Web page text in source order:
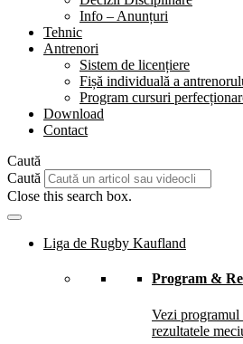
Info – Anunțuri
Tehnic
Antrenori
Sistem de licențiere
Fișă individuală a
Program cursuri
Download
Contact
Caută
Caută
Close this search box.
Liga de Rugby Kaufland
Program &
Vezi
rezultatele